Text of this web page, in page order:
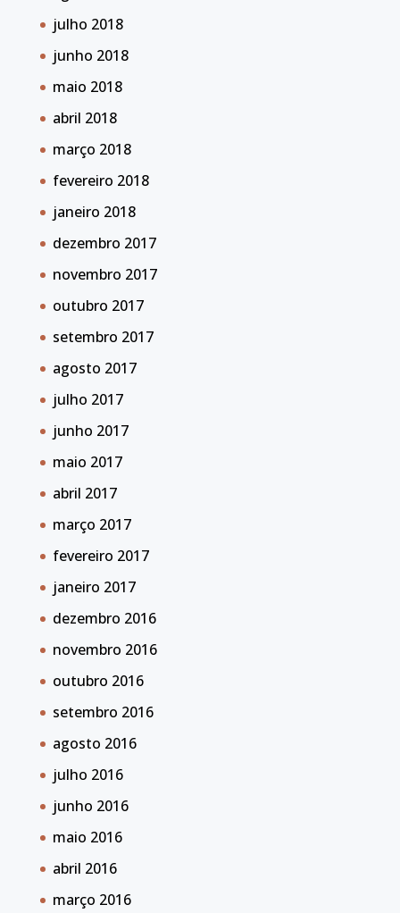
julho 2018
junho 2018
maio 2018
abril 2018
março 2018
fevereiro 2018
janeiro 2018
dezembro 2017
novembro 2017
outubro 2017
setembro 2017
agosto 2017
julho 2017
junho 2017
maio 2017
abril 2017
março 2017
fevereiro 2017
janeiro 2017
dezembro 2016
novembro 2016
outubro 2016
setembro 2016
agosto 2016
julho 2016
junho 2016
maio 2016
abril 2016
março 2016